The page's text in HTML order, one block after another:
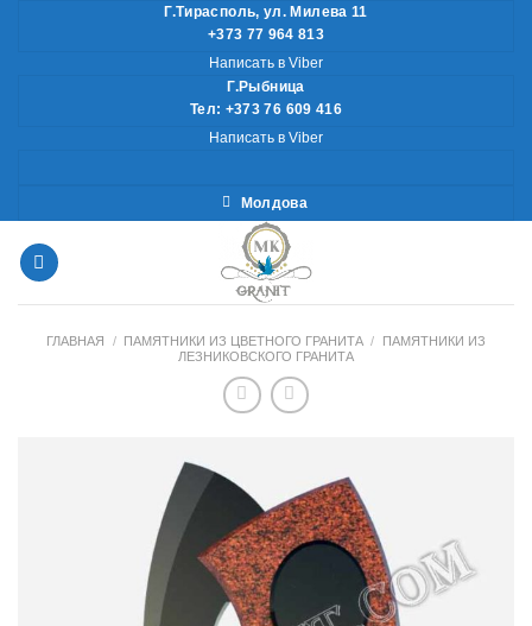
Г.Тирасполь, ул. Милева 11
+373 77 964 813
Написать в Viber
Г.Рыбница
Тел: +373 76 609 416
Написать в Viber
Молдова
ГЛАВНАЯ / ПАМЯТНИКИ ИЗ ЦВЕТНОГО ГРАНИТА /
ПАМЯТНИКИ ИЗ
ЛЕЗНИКОВСКОГО ГРАНИТА